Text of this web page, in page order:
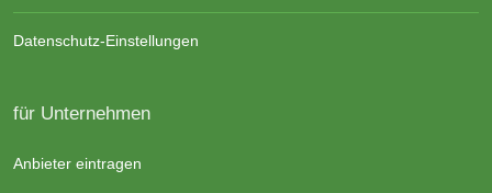
Datenschutz-Einstellungen
für Unternehmen
Anbieter eintragen